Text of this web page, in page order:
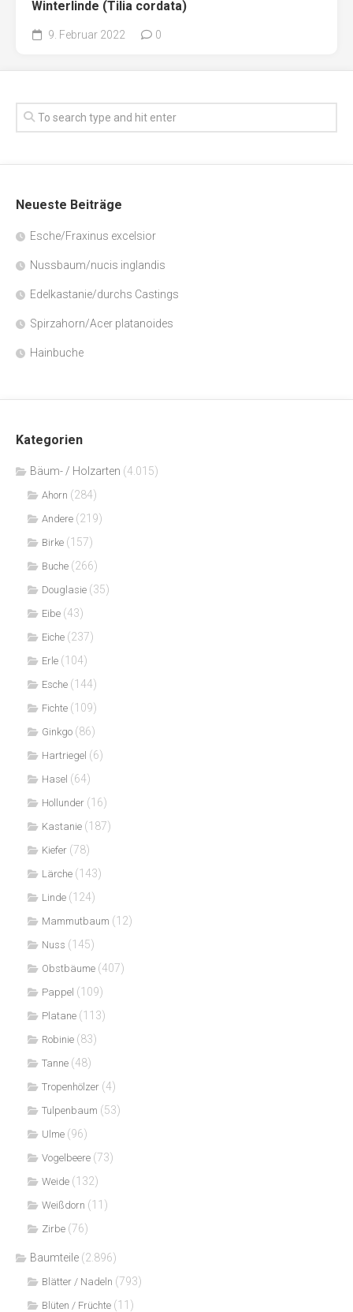
Winterlinde (Tilia cordata)
9. Februar 2022 0
Neueste Beiträge
Esche/Fraxinus excelsior
Nussbaum/nucis inglandis
Edelkastanie/durchs Castings
Spirzahorn/Acer platanoides
Hainbuche
Kategorien
Bäum- / Holzarten (4.015)
Ahorn (284)
Andere (219)
Birke (157)
Buche (266)
Douglasie (35)
Eibe (43)
Eiche (237)
Erle (104)
Esche (144)
Fichte (109)
Ginkgo (86)
Hartriegel (6)
Hasel (64)
Hollunder (16)
Kastanie (187)
Kiefer (78)
Lärche (143)
Linde (124)
Mammutbaum (12)
Nuss (145)
Obstbäume (407)
Pappel (109)
Platane (113)
Robinie (83)
Tanne (48)
Tropenhölzer (4)
Tulpenbaum (53)
Ulme (96)
Vogelbeere (73)
Weide (132)
Weißdorn (11)
Zirbe (76)
Baumteile (2.896)
Blätter / Nadeln (793)
Blüten / Früchte (11)